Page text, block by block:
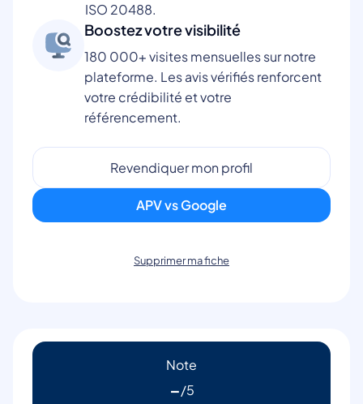
ISO 20488.
Boostez votre visibilité
180 000+ visites mensuelles sur notre
plateforme. Les avis vérifiés renforcent
votre crédibilité et votre
référencement.
Revendiquer mon profil
APV vs Google
Supprimer ma fiche
Note
-